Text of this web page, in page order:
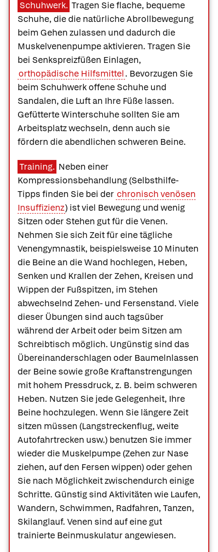
Schuhwerk. Tragen Sie flache, bequeme
Schuhe, die die natürliche Abrollbewegung
beim Gehen zulassen und dadurch die
Muskelvenenpumpe aktivieren. Tragen Sie
bei Senkspreizfüßen Einlagen,
orthopädische Hilfsmittel. Bevorzugen Sie
beim Schuhwerk offene Schuhe und
Sandalen, die Luft an Ihre Füße lassen.
Gefütterte Winterschuhe sollten Sie am
Arbeitsplatz wechseln, denn auch sie
fördern die abendlichen schweren Beine.
Training. Neben einer
Kompressionsbehandlung (Selbsthilfe-
Tipps finden Sie bei der chronisch venösen
Insuffizienz) ist viel Bewegung und wenig
Sitzen oder Stehen gut für die Venen.
Nehmen Sie sich Zeit für eine tägliche
Venengymnastik, beispielsweise 10 Minuten
die Beine an die Wand hochlegen, Heben,
Senken und Krallen der Zehen, Kreisen und
Wippen der Fußspitzen, im Stehen
abwechselnd Zehen- und Fersenstand. Viele
dieser Übungen sind auch tagsüber
während der Arbeit oder beim Sitzen am
Schreibtisch möglich. Ungünstig sind das
Übereinanderschlagen oder Baumelnlassen
der Beine sowie große Kraftanstrengungen
mit hohem Pressdruck, z. B. beim schweren
Heben. Nutzen Sie jede Gelegenheit, Ihre
Beine hochzulegen. Wenn Sie längere Zeit
sitzen müssen (Langstreckenflug, weite
Autofahrtrecken usw.) benutzen Sie immer
wieder die Muskelpumpe (Zehen zur Nase
ziehen, auf den Fersen wippen) oder gehen
Sie nach Möglichkeit zwischendurch einige
Schritte. Günstig sind Aktivitäten wie Laufen,
Wandern, Schwimmen, Radfahren, Tanzen,
Skilanglauf. Venen sind auf eine gut
trainierte Beinmuskulatur angewiesen.